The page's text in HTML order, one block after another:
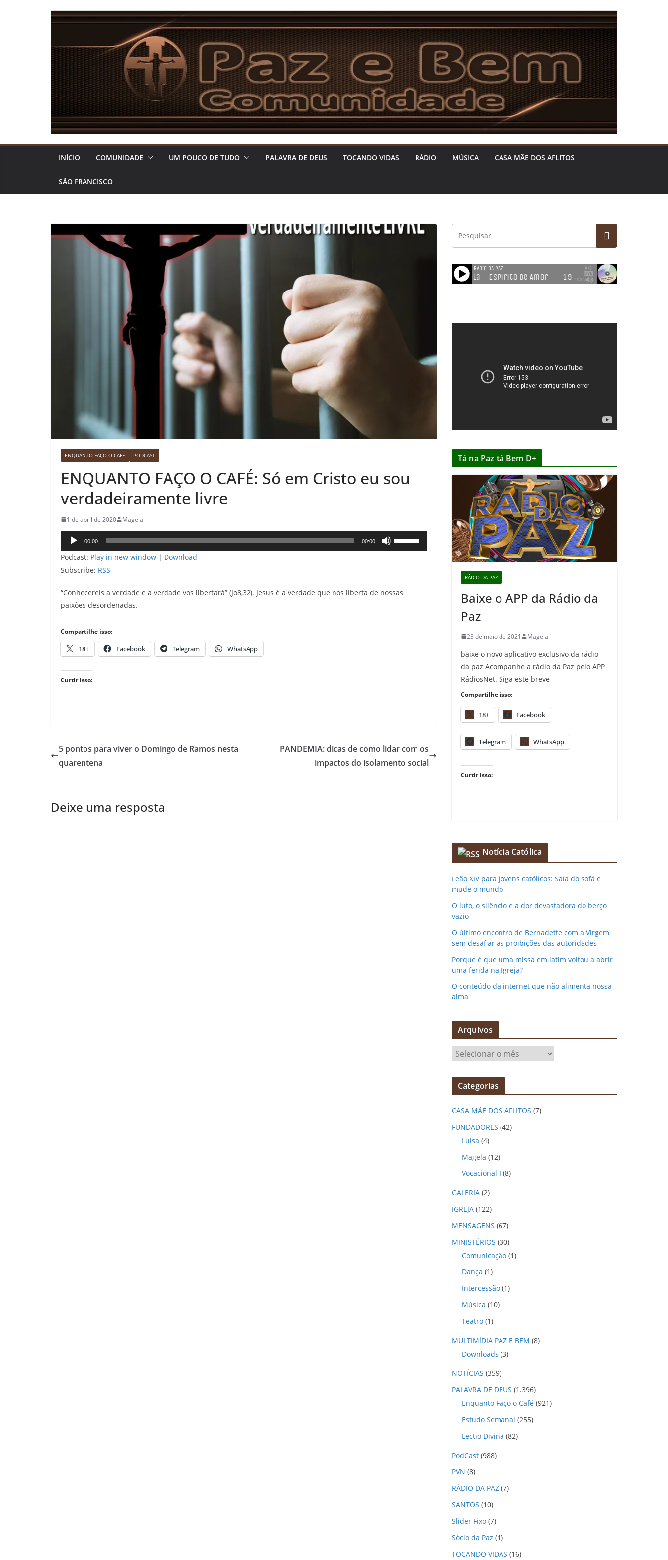
INÍCIO COMUNIDADE UM POUCO DE TUDO PALAVRA DE DEUS TOCANDO VIDAS RÁDIO MÚSICA CASA MÃE DOS AFLITOS
SÃO FRANCISCO
ENQUANTO FAÇO O CAFÉ PODCAST
ENQUANTO FAÇO O CAFÉ: Só em Cristo eu sou
verdadeiramente livre
1 de abril de 2020 Magela
Tocador
de
áudio
00:00 00:00
Use
as
cima
Podcast: Play in new window | Download
Subscribe: RSS
“Conhecereis a verdade e a verdade vos libertará” (Jo8,32). Jesus é a verdade que nos liberta de nossas
paixões desordenadas.
Compartilhe isso:
18+ Facebook Telegram WhatsApp
Curtir isso:
5 pontos para viver o Domingo de Ramos nesta
quarentena
PANDEMIA: dicas de como lidar com os
impactos do isolamento social
Deixe uma resposta
Tá na Paz tá Bem D+
RÁDIO DA PAZ
Baixe o APP da Rádio da
Paz
23 de maio de 2021 Magela
baixe o novo aplicativo exclusivo da rádio
da paz Acompanhe a rádio da Paz pelo APP
RádiosNet. Siga este breve
Compartilhe isso:
18+ Facebook
Telegram WhatsApp
Curtir isso:
Notícia Católica
Leão XIV para jovens católicos: Saia do sofá e
mude o mundo
O luto, o silêncio e a dor devastadora do berço
vazio
O último encontro de Bernadette com a Virgem
sem desafiar as proibições das autoridades
Porque é que uma missa em latim voltou a abrir
uma ferida na Igreja?
O conteúdo da internet que não alimenta nossa
alma
Arquivos
r
q
v
o
Categorias
CASA MÃE DOS AFLITOS (7)
FUNDADORES (42)
Luisa (4)
Magela (12)
Vocacional I (8)
GALERIA (2)
IGREJA (122)
MENSAGENS (67)
MINISTÉRIOS (30)
Comunicação (1)
Dança (1)
Intercessão (1)
Música (10)
Teatro (1)
MULTIMÍDIA PAZ E BEM (8)
Downloads (3)
NOTÍCIAS (359)
PALAVRA DE DEUS (1.396)
Enquanto Faço o Café (921)
Estudo Semanal (255)
Lectio Divina (82)
PodCast (988)
PVN (8)
RÁDIO DA PAZ (7)
SANTOS (10)
Slider Fixo (7)
Sócio da Paz (1)
TOCANDO VIDAS (16)